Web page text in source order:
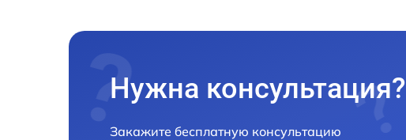
Нужна консультация?
Закажите бесплатную консультацию